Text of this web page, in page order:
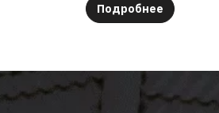
Подробнее